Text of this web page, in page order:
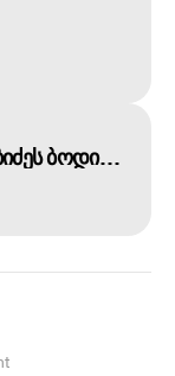
სერგია - ნიკა არაბიძეს ბოდიშს უხდის